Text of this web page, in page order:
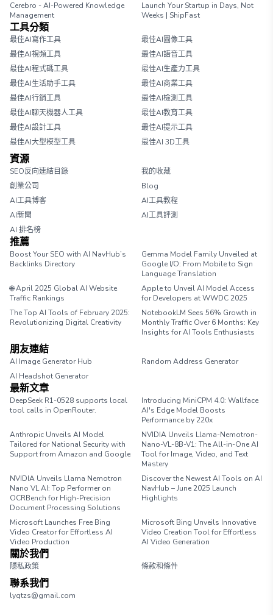
Cerebro - AI-Powered Knowledge
Management
Launch Your Startup in Days, Not
Weeks | ShipFast
工具分類
最佳AI寫作工具
最佳AI圖像工具
最佳AI視頻工具
最佳AI語音工具
最佳AI程式碼工具
最佳AI生產力工具
最佳AI生活助手工具
最佳AI商業工具
最佳AI行銷工具
最佳AI檢測工具
最佳AI聊天機器人工具
最佳AI教育工具
最佳AI設計工具
最佳AI提示工具
最佳AI大型模型工具
最佳AI 3D工具
資源
SEO反向連結目錄
我的收藏
創業公司
Blog
AI工具博客
AI工具教程
AI新聞
AI工具評測
AI 排名榜
推薦
Boost Your SEO with AI NavHub’s
Backlinks Directory
Gemma Model Family Unveiled at
Google I/O: From Mobile to Sign
Language Translation
🌐 April 2025 Global AI Website
Traffic Rankings
Apple to Unveil AI Model Access
for Developers at WWDC 2025
The Top AI Tools of February 2025:
Revolutionizing Digital Creativity
NotebookLM Sees 56% Growth in
Monthly Traffic Over 6 Months: Key
Insights for AI Tools Enthusiasts
朋友連結
AI Image Generator Hub
Random Address Generator
AI Headshot Generator
最新文章
DeepSeek R1-0528 supports local
tool calls in OpenRouter.
Introducing MiniCPM 4.0: Wallface
AI's Edge Model Boosts
Performance by 220x
Anthropic Unveils AI Model
Tailored for National Security with
Support from Amazon and Google
NVIDIA Unveils Llama-Nemotron-
Nano-VL-8B-V1: The All-in-One AI
Tool for Image, Video, and Text
Mastery
NVIDIA Unveils Llama Nemotron
Nano VL AI: Top Performer on
OCRBench for High-Precision
Document Processing Solutions
Discover the Newest AI Tools on AI
NavHub – June 2025 Launch
Highlights
Microsoft Launches Free Bing
Video Creator for Effortless AI
Video Production
Microsoft Bing Unveils Innovative
Video Creation Tool for Effortless
AI Video Generation
關於我們
隱私政策 條款和條件
聯系我們
lyqtzs@gmail.com